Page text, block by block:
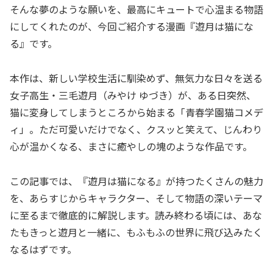
そんな夢のような願いを、最高にキュートで心温まる物語
にしてくれたのが、今回ご紹介する漫画『遊月は猫にな
る』です。
本作は、新しい学校生活に馴染めず、無気力な日々を送る
女子高生・三毛遊月（みやけ ゆづき）が、ある日突然、
猫に変身してしまうところから始まる「青春学園猫コメデ
ィ」。ただ可愛いだけでなく、クスッと笑えて、じんわり
心が温かくなる、まさに癒やしの塊のような作品です。
この記事では、『遊月は猫になる』が持つたくさんの魅力
を、あらすじからキャラクター、そして物語の深いテーマ
に至るまで徹底的に解説します。読み終わる頃には、あな
たもきっと遊月と一緒に、もふもふの世界に飛び込みたく
なるはずです。